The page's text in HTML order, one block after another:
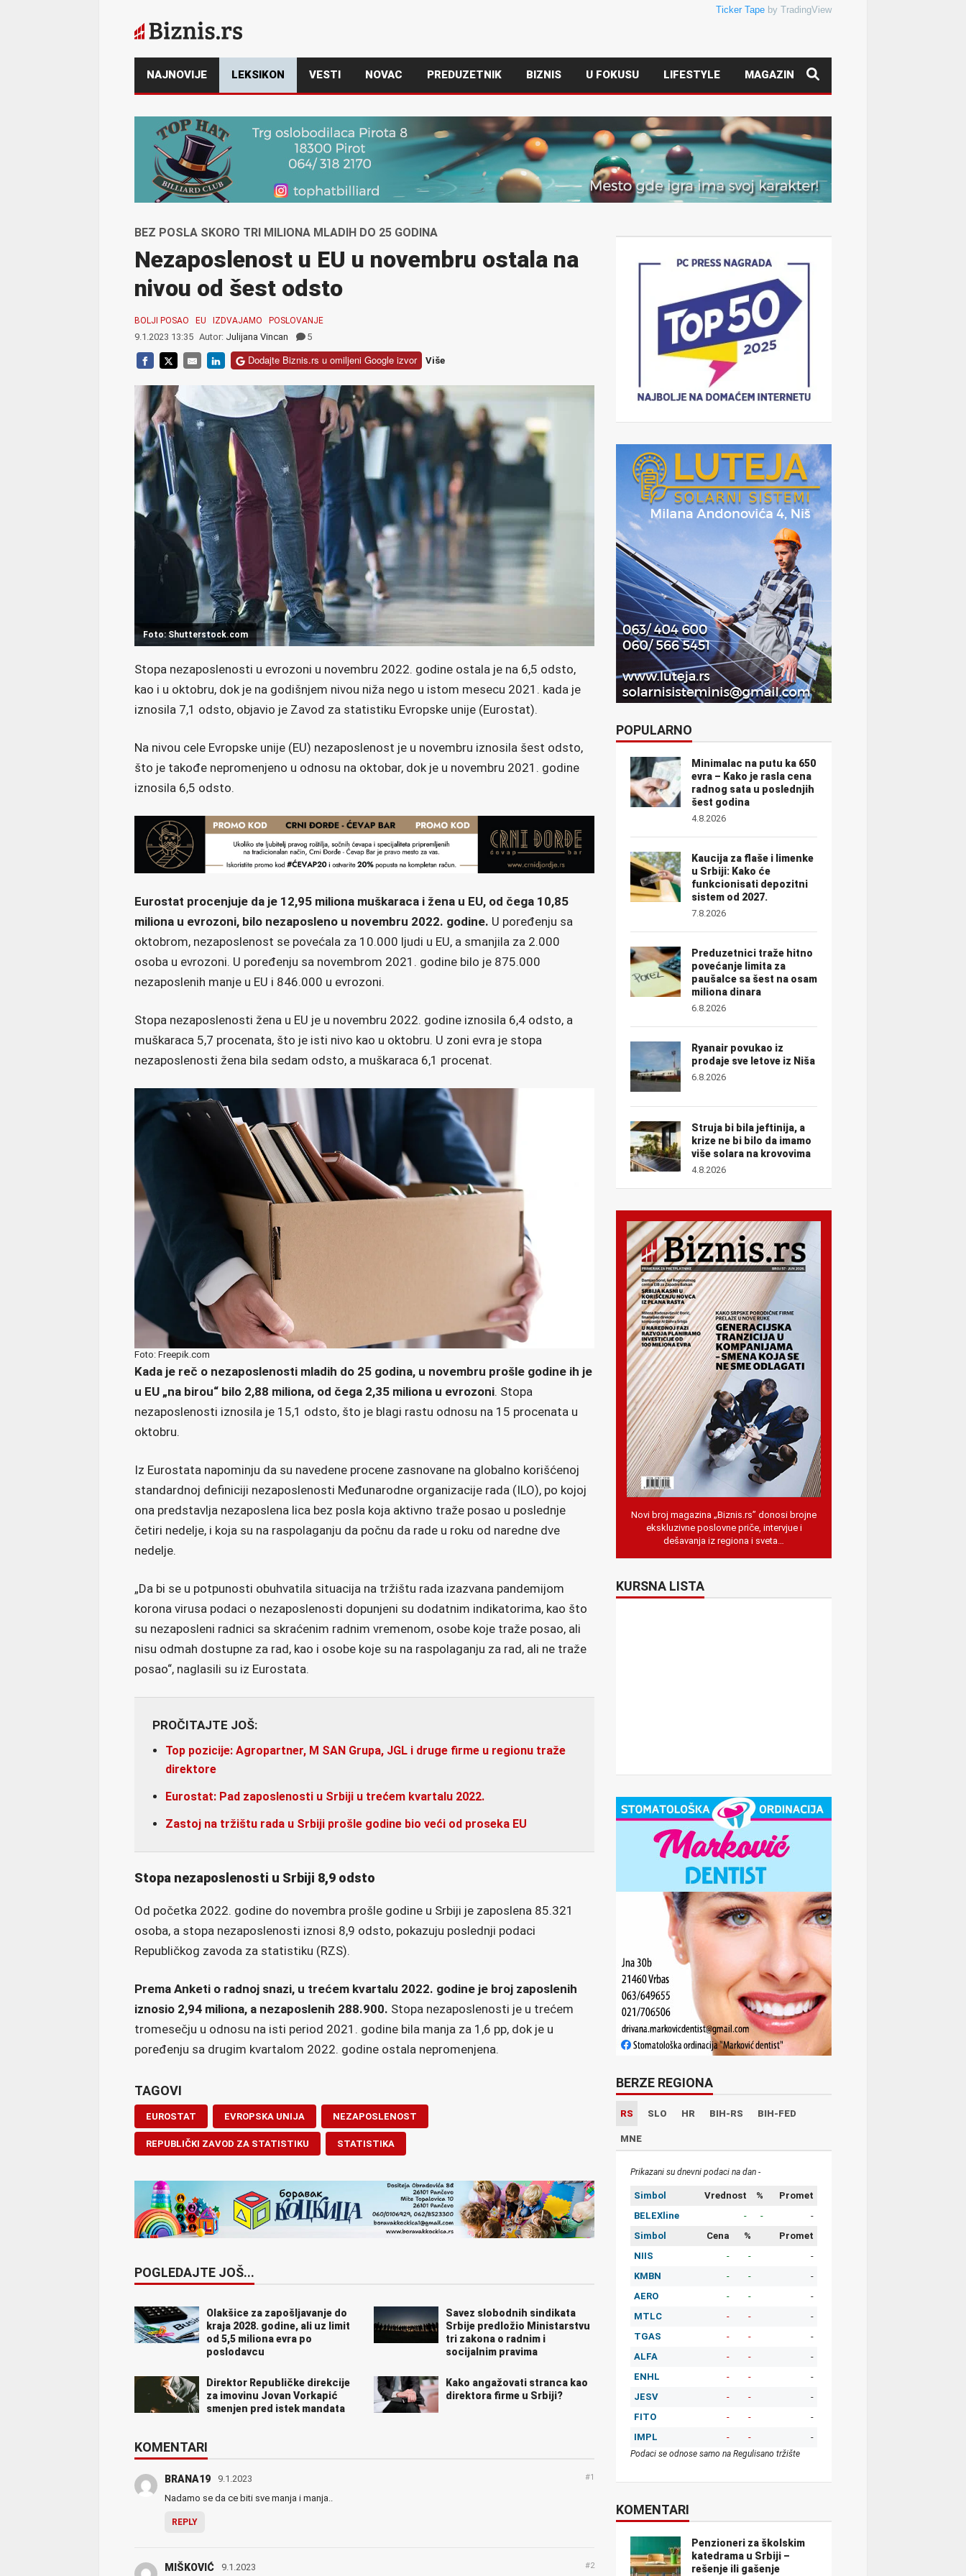
Ticker Tape by TradingView
NAJNOVIJE LEKSIKON VESTI NOVAC PREDUZETNIK BIZNIS U FOKUSU LIFESTYLE MAGAZIN
BEZ POSLA SKORO TRI MILIONA MLADIH DO 25 GODINA
Nezaposlenost u EU u novembru ostala na
nivou od šest odsto
BOLJI POSAO EU IZDVAJAMO POSLOVANJE
9.1.2023 13:35 Autor: Julijana Vincan 5
Dodajte Biznis.rs u omiljeni Google izvor Više
Foto: Shutterstock.com
Stopa nezaposlenosti u evrozoni u novembru 2022. godine ostala je na 6,5 odsto,
kao i u oktobru, dok je na godišnjem nivou niža nego u istom mesecu 2021. kada je
iznosila 7,1 odsto, objavio je Zavod za statistiku Evropske unije (Eurostat).
Na nivou cele Evropske unije (EU) nezaposlenost je u novembru iznosila šest odsto,
što je takođe nepromenjeno u odnosu na oktobar, dok je u novembru 2021. godine
iznosila 6,5 odsto.
Eurostat procenjuje da je 12,95 miliona muškaraca i žena u EU, od čega 10,85
miliona u evrozoni, bilo nezaposleno u novembru 2022. godine. U poređenju sa
oktobrom, nezaposlenost se povećala za 10.000 ljudi u EU, a smanjila za 2.000
osoba u evrozoni. U poređenju sa novembrom 2021. godine bilo je 875.000
nezaposlenih manje u EU i 846.000 u evrozoni.
Stopa nezaposlenosti žena u EU je u novembru 2022. godine iznosila 6,4 odsto, a
muškaraca 5,7 procenata, što je isti nivo kao u oktobru. U zoni evra je stopa
nezaposlenosti žena bila sedam odsto, a muškaraca 6,1 procenat.
Foto: Freepik.com
Kada je reč o nezaposlenosti mladih do 25 godina, u novembru prošle godine ih je
u EU „na birou“ bilo 2,88 miliona, od čega 2,35 miliona u evrozoni. Stopa
nezaposlenosti iznosila je 15,1 odsto, što je blagi rastu odnosu na 15 procenata u
oktobru.
Iz Eurostata napominju da su navedene procene zasnovane na globalno korišćenoj
standardnoj definiciji nezaposlenosti Međunarodne organizacije rada (ILO), po kojoj
ona predstavlja nezaposlena lica bez posla koja aktivno traže posao u poslednje
četiri nedelje, i koja su na raspolaganju da počnu da rade u roku od naredne dve
nedelje.
„Da bi se u potpunosti obuhvatila situacija na tržištu rada izazvana pandemijom
korona virusa podaci o nezaposlenosti dopunjeni su dodatnim indikatorima, kao što
su nezaposleni radnici sa skraćenim radnim vremenom, osobe koje traže posao, ali
nisu odmah dostupne za rad, kao i osobe koje su na raspolaganju za rad, ali ne traže
posao“, naglasili su iz Eurostata.
PROČITAJTE JOŠ:
Top pozicije: Agropartner, M SAN Grupa, JGL i druge firme u regionu traže
direktore
Eurostat: Pad zaposlenosti u Srbiji u trećem kvartalu 2022.
Zastoj na tržištu rada u Srbiji prošle godine bio veći od proseka EU
Stopa nezaposlenosti u Srbiji 8,9 odsto
Od početka 2022. godine do novembra prošle godine u Srbiji je zaposlena 85.321
osoba, a stopa nezaposlenosti iznosi 8,9 odsto, pokazuju poslednji podaci
Republičkog zavoda za statistiku (RZS).
Prema Anketi o radnoj snazi, u trećem kvartalu 2022. godine je broj zaposlenih
iznosio 2,94 miliona, a nezaposlenih 288.900. Stopa nezaposlenosti je u trećem
tromesečju u odnosu na isti period 2021. godine bila manja za 1,6 pp, dok je u
poređenju sa drugim kvartalom 2022. godine ostala nepromenjena.
TAGOVI
EUROSTAT EVROPSKA UNIJA NEZAPOSLENOST
REPUBLIČKI ZAVOD ZA STATISTIKU STATISTIKA
POGLEDAJTE JOŠ...
Olakšice za zapošljavanje do
kraja 2028. godine, ali uz limit
od 5,5 miliona evra po
poslodavcu
Savez slobodnih sindikata
Srbije predložio Ministarstvu
tri zakona o radnim i
socijalnim pravima
Direktor Republičke direkcije
za imovinu Jovan Vorkapić
smenjen pred istek mandata
Kako angažovati stranca kao
direktora firme u Srbiji?
KOMENTARI
BRANA19 9.1.2023 #1
Nadamo se da ce biti sve manja i manja..
REPLY
MIŠKOVIĆ 9.1.2023 #2
POPULARNO
Minimalac na putu ka 650
evra – Kako je rasla cena
radnog sata u poslednjih
šest godina
4.8.2026
Kaucija za flaše i limenke
u Srbiji: Kako će
funkcionisati depozitni
sistem od 2027.
7.8.2026
Preduzetnici traže hitno
povećanje limita za
paušalce sa šest na osam
miliona dinara
6.8.2026
Ryanair povukao iz
prodaje sve letove iz Niša
6.8.2026
Struja bi bila jeftinija, a
krize ne bi bilo da imamo
više solara na krovovima
4.8.2026
Novi broj magazina „Biznis.rs” donosi brojne
ekskluzivne poslovne priče, intervjue i
dešavanja iz regiona i sveta…
KURSNA LISTA
BERZE REGIONA
RS SLO HR BIH-RS BIH-FED
MNE
Prikazani su dnevni podaci na dan -
Simbol Vrednost %
Promet
BELEXline
- -
-
Simbol
Cena %
Promet
NIIS
- -
-
KMBN
- -
-
AERO
- -
-
MTLC
- -
-
TGAS
- -
-
ALFA
- -
-
ENHL
- -
-
JESV
- -
-
FITO
- -
-
IMPL
- - -
Podaci se odnose samo na Regulisano tržište
KOMENTARI
Penzioneri za školskim
katedrama u Srbiji –
rešenje ili gašenje